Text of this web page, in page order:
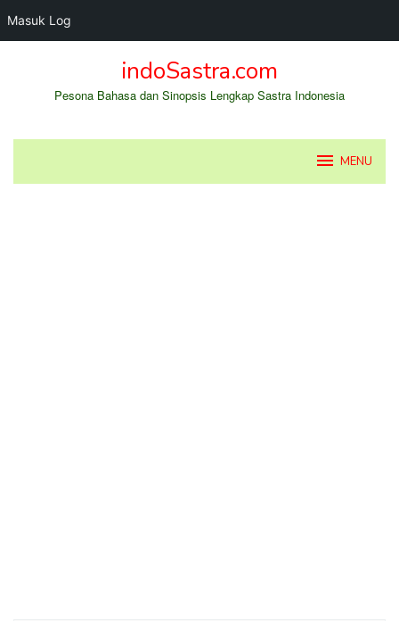
Masuk Log
indoSastra.com
Pesona Bahasa dan Sinopsis Lengkap Sastra Indonesia
MENU